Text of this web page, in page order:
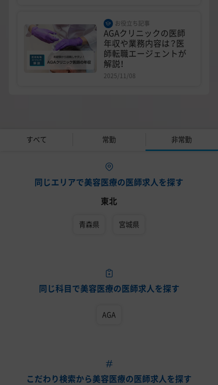
お役立ち記事
AGAクリニックの医師
年収や業務内容は？医
師転職エージェントが
解説！
2025/11/08
すべて 常勤 非常勤
同じエリアで美容医療の医師求人を探す
東北
青森県 宮城県
同じ科目で美容医療の医師求人を探す
AGA
こだわり検索から美容医療の医師求人を探す